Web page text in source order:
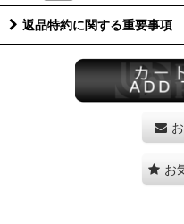
返品特約に関する重要事項
お